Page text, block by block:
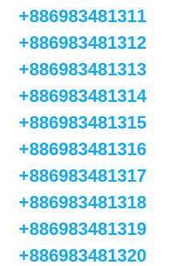
+886983481311
+886983481312
+886983481313
+886983481314
+886983481315
+886983481316
+886983481317
+886983481318
+886983481319
+886983481320